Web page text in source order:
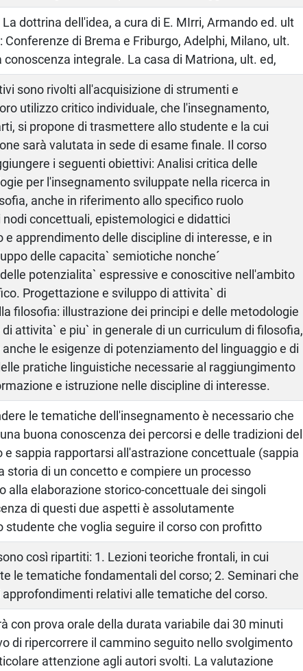
dottrina dell'idea, a cura di E. MIrri, Armando ed. ult
Conferenze di Brema e Friburgo, Adelphi, Milano, ult.
conoscenza integrale. La casa di Matriona, ult. ed,
sono rivolti all'acquisizione di strumenti e
utilizzo critico individuale, che l'insegnamento,
si propone di trasmettere allo studente e la cui
sarà valutata in sede di esame finale. Il corso
i seguenti obiettivi: Analisi critica delle
per l'insegnamento sviluppate nella ricerca in
anche in riferimento allo specifico ruolo
nodi concettuali, epistemologici e didattici
e apprendimento delle discipline di interesse, e in
delle capacita` semiotiche nonche´
potenzialita` espressive e conoscitive nell'ambito
Progettazione e sviluppo di attivita` di
filosofia: illustrazione dei principi e delle metodologie
attivita` e piu` in generale di un curriculum di filosofia,
le esigenze di potenziamento del linguaggio e di
pratiche linguistiche necessarie al raggiungimento
e istruzione nelle discipline di interesse.
le tematiche dell'insegnamento è necessario che
buona conoscenza dei percorsi e delle tradizioni del
e sappia rapportarsi all'astrazione concettuale (sappia
storia di un concetto e compiere un processo
alla elaborazione storico-concettuale dei singoli
di questi due aspetti è assolutamente
studente che voglia seguire il corso con profitto
così ripartiti: 1. Lezioni teoriche frontali, in cui
le tematiche fondamentali del corso; 2. Seminari che
relativi alle tematiche del corso.
con prova orale della durata variabile dai 30 minuti
di ripercorrere il cammino seguito nello svolgimento
attenzione agli autori svolti. La valutazione